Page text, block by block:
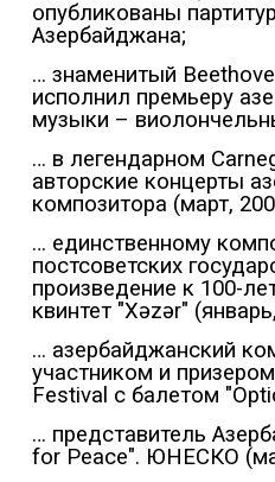
опубликованы
Азербайджана;
… знаменитый
исполнил премьеру
музыки –
… в легендарном
авторские концерты
композитора (март,
… единственному
постсоветских
произведение к 100-
квинтет "Xəzər"
… азербайджанский
участником и
Festival с балетом
… представитель
for Peace". ЮНЕСКО